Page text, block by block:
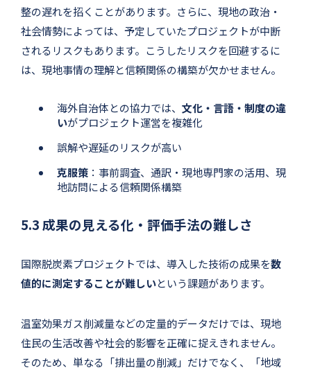
整の遅れを招くことがあります。さらに、現地の政治・
社会情勢によっては、予定していたプロジェクトが中断
されるリスクもあります。こうしたリスクを回避するに
は、現地事情の理解と信頼関係の構築が欠かせません。
海外自治体との協力では、 文化・言語・制度の違
いがプロジェクト運営を複雑化
誤解や遅延のリスクが高い
克服策 ：事前調査、通訳・現地専門家の活用、現
地訪問による信頼関係構築
5.3 成果の見える化・評価手法の難しさ
国際脱炭素プロジェクトでは、導入した技術の成果を数
値的に測定することが難しいという課題があります。
温室効果ガス削減量などの定量的データだけでは、現地
住民の生活改善や社会的影響を正確に捉えきれません。
そのため、単なる「排出量の削減」だけでなく、「地域